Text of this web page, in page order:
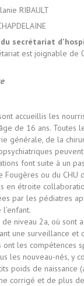
RIBAULT
secrétariat
est joignable de
accueillis les
de 16 ans. Toutes
générale, de la
font suite à un
Fougères ou du CHU
en étroite
par les pédiatres
niveau 2a, où sont
une surveillance et
ont les compétences
les nouveau-nés, y
poids de naissance
corrigé et de plus